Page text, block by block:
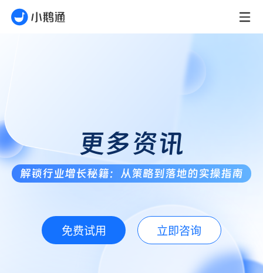
更多资讯
解锁行业增长秘籍：从策略到落地的实操指南
免费试用 立即咨询